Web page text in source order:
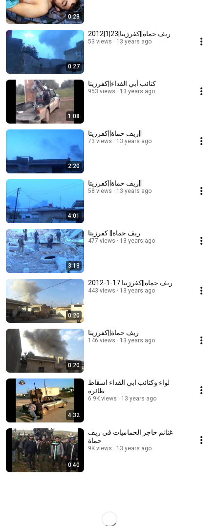
0:23
0:27
ريف حماة||كفرزيتا|23|1|2012
53 views 13 years ago
1:08
كتائب أبي الفداء||كفرزيتا
953 views 13 years ago
2:20
73 views 13 years ago
4:01
58 views 13 years ago
3:13
ريف حماة|| كفرزيتا
477 views 13 years ago
0:20
ريف حماة||كفرزيتا 17-1-2012
443 views 13 years ago
0:20
ريف حماة||كفرزيتا
146 views 13 years ago
4:32
لواء وكتائب ابي الفداء اسقاط
طائرة
6.9K views 13 years ago
0:40
غنائم حاجز الحماميات في ريف
حماة
9K views 13 years ago